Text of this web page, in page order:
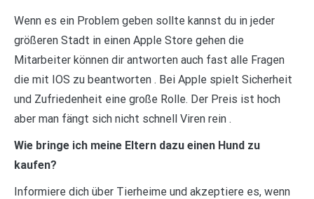
Wenn es ein Problem geben sollte kannst du in jeder
größeren Stadt in einen Apple Store gehen die
Mitarbeiter können dir antworten auch fast alle Fragen
die mit IOS zu beantworten . Bei Apple spielt Sicherheit
und Zufriedenheit eine große Rolle. Der Preis ist hoch
aber man fängt sich nicht schnell Viren rein .
Wie bringe ich meine Eltern dazu einen Hund zu
kaufen?
Informiere dich über Tierheime und akzeptiere es, wenn